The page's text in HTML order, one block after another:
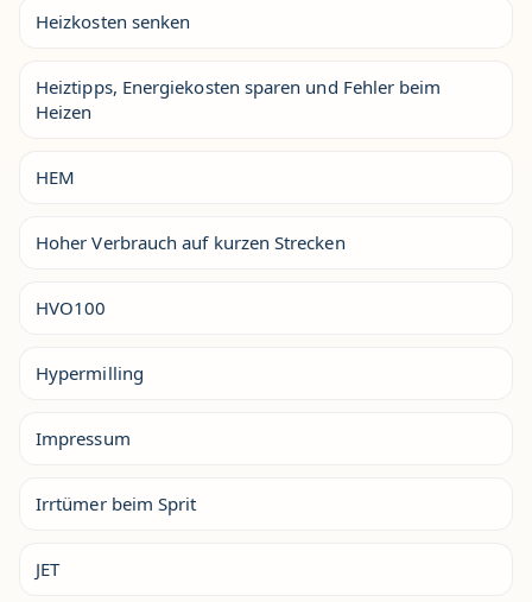
Heizkosten senken
Heiztipps, Energiekosten sparen und Fehler beim
Heizen
HEM
Hoher Verbrauch auf kurzen Strecken
HVO100
Hypermilling
Impressum
Irrtümer beim Sprit
JET